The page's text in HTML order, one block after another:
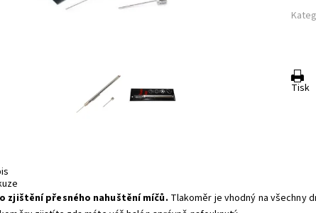
Tisk
zjištění přesného nahuštění míčů. Tlakoměr je vhodný na všechny